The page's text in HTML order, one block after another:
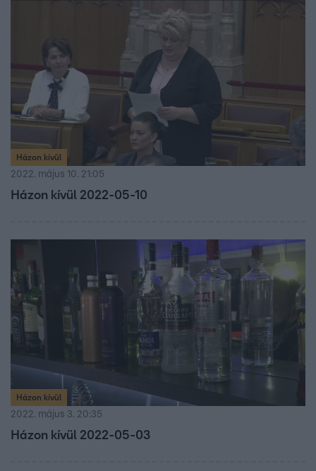
Házon kívül
2022. május 10. 21:05
Házon kívül 2022-05-10
Házon kívül
2022. május 3. 20:35
Házon kívül 2022-05-03